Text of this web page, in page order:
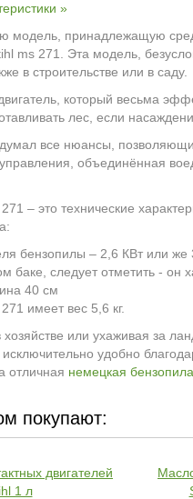
»
модель, принадлежащую
ms 271. Эта модель,
в строительстве или в саду.
который весьма
лес, если
все нюансы,
объединённая
– это технические
бензопилы – 2,6 КВт или же
баке, следует отметить - он
40 см
имеет вес 5,6 кг.
или ухаживая за
удобно
отличная немецкая бензопила
покупают:
двигателей
1 л